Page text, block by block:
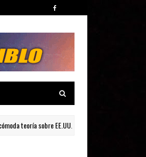
sobre EE.UU. e Israel